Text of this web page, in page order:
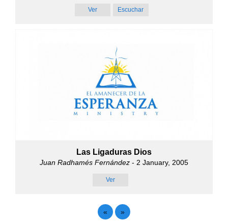
Ver Escuchar
Las Ligaduras Dios
Juan Radhamés Fernández - 2 January, 2005
Ver
« »